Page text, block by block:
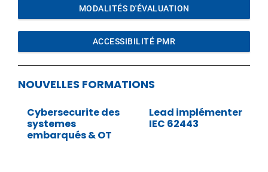
MODALITÉS D'ÉVALUATION
ACCESSIBILITÉ PMR
NOUVELLES FORMATIONS
Cybersecurite des
systemes
embarqués & OT
Lead implémenter
IEC 62443